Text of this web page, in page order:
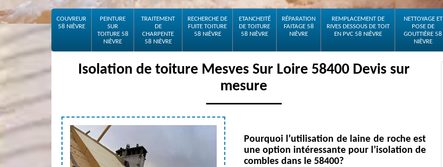
COUVREUR
58 NIÈVRE
PEINTURE
SUR
TOITURE 58
NIÈVRE
TRAITEMENT
DE
CHARPENTE
58 NIÈVRE
RECHERCHE DE
FUITE TOITURE
58 NIÈVRE
ETANCHEITÉ
DE TOITURE
58 NIÈVRE
RÉPARATION
FAITAGE 58
NIÈVRE
REMPLACEMENT DE
RIVES DESSOUS DE TOIT
EN PVC 58 NIÈVRE
NETTOYAGE ET
POSE DE
GOUTTIÈRE 58
NIÈVRE
Isolation de toiture Mesves Sur Loire 58400 Devis sur
mesure
Pourquoi l’utilisation de laine de roche est
une option intéressante pour l’isolation de
combles dans le 58400?